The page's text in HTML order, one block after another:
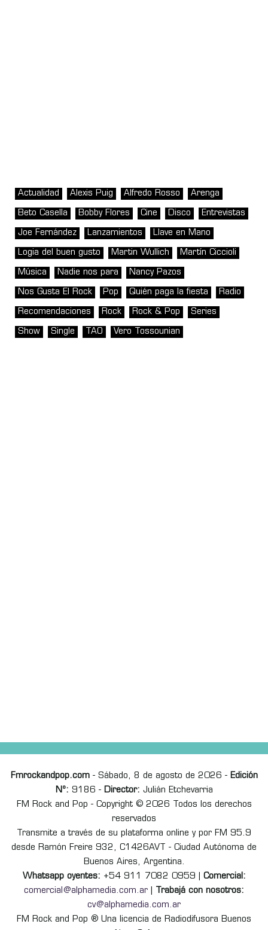
Actualidad Alexis Puig Alfredo Rosso Arenga
Beto Casella Bobby Flores Cine Disco Entrevistas
Joe Fernández Lanzamientos Llave en Mano
Logia del buen gusto Martin Wullich Martín Ciccioli
Música Nadie nos para Nancy Pazos
Nos Gusta El Rock Pop Quién paga la fiesta Radio
Recomendaciones Rock Rock & Pop Series
Show Single TAO Vero Tossounian
Fmrockandpop.com- Sábado, 8 de agosto de 2026 - Edición
Nº: 9186 - Director: Julián Etchevarria
FM Rock and Pop - Copyright © 2026 Todos los derechos
reservados
Transmite a través de su plataforma online y por FM 95.9
desde Ramón Freire 932, C1426AVT - Ciudad Autónoma de
Buenos Aires, Argentina.
Whatsapp oyentes: +54 911 7082 0959 | Comercial:
comercial@alphamedia.com.ar
Trabajá con nosotros:
cv@alphamedia.com.ar
FM Rock and Pop ® Una licencia de Radiodifusora Buenos